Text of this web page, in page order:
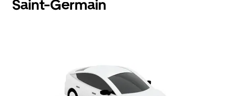
Saint-Germain